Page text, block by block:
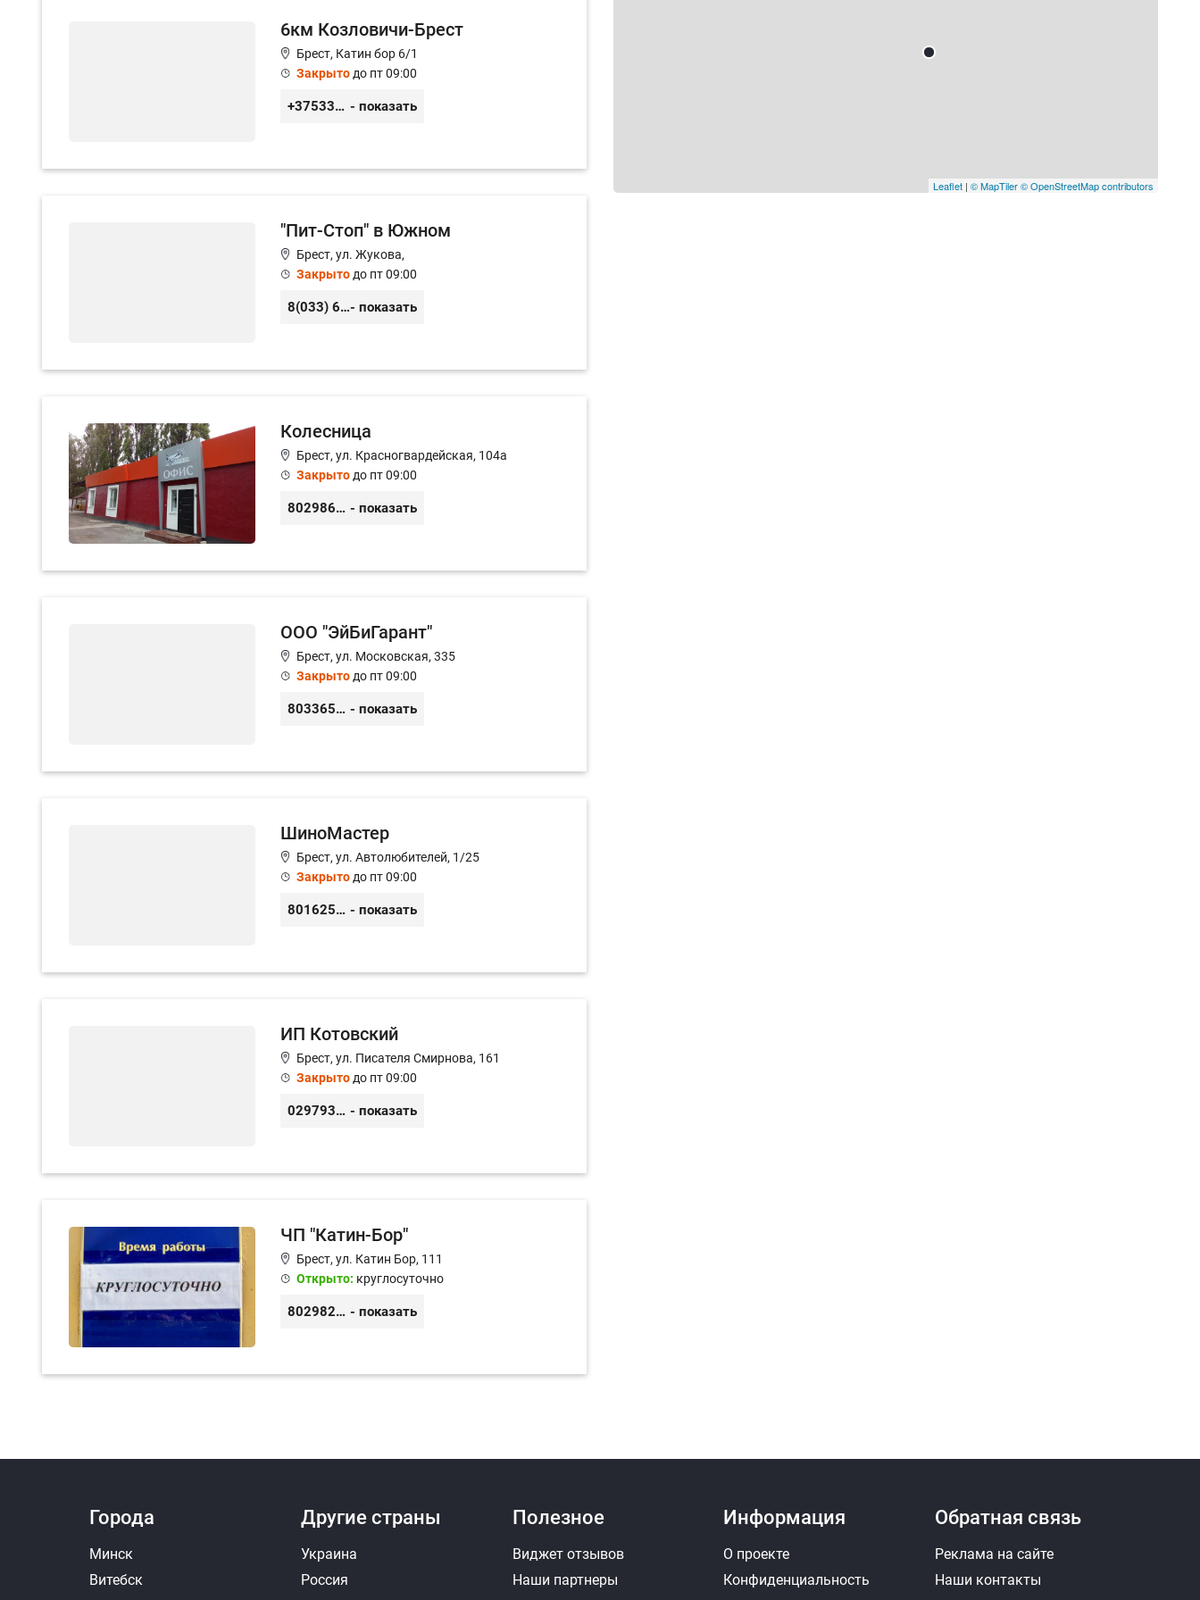
6км Козловичи-Брест
Брест, Катин бор 6/1
Закрытодо пт 09:00
+375336082389 - показать
"Пит-Стоп" в Южном
Брест, ул. Жукова,
Закрытодо пт 09:00
8(033) 606-48-12- показать
Колесница
Брест, ул. Красногвардейская, 104а
Закрытодо пт 09:00
80298693693 - показать
ООО "ЭйБиГарант"
Брест, ул. Московская, 335
Закрытодо пт 09:00
80336583888 - показать
ШиноМастер
Брест, ул. Автолюбителей, 1/25
Закрытодо пт 09:00
80162555888 - показать
ИП Котовский
Брест, ул. Писателя Смирнова, 161
Закрытодо пт 09:00
0297930010 - показать
ЧП "Катин-Бор"
Брест, ул. Катин Бор, 111
Открыто: круглосуточно
80298223042 - показать
Leaflet | © MapTiler© OpenStreetMap contributors
Города
Минск
Витебск
Другие страны
Украина
Россия
Полезное
Виджет отзывов
Наши партнеры
Информация
О проекте
Конфиденциальность
Обратная связь
Реклама на сайте
Наши контакты